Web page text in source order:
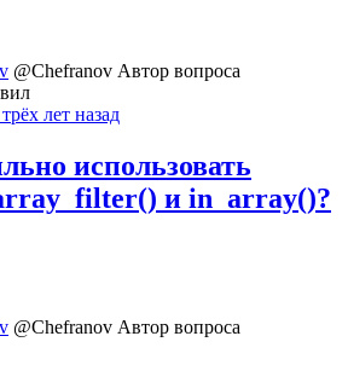
@Chefranov Автор вопроса
лет назад
использовать
и in_array()?
@Chefranov Автор вопроса